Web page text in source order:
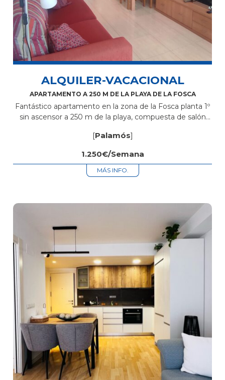
ALQUILER-VACACIONAL
APARTAMENTO A 250 M DE LA PLAYA DE LA FOSCA
Fantástico apartamento en la zona de la Fosca planta 1º
sin ascensor a 250 m de la playa, compuesta de salón
baño completo,...
[Palamós]
1.250€/Semana
MÁS INFO.